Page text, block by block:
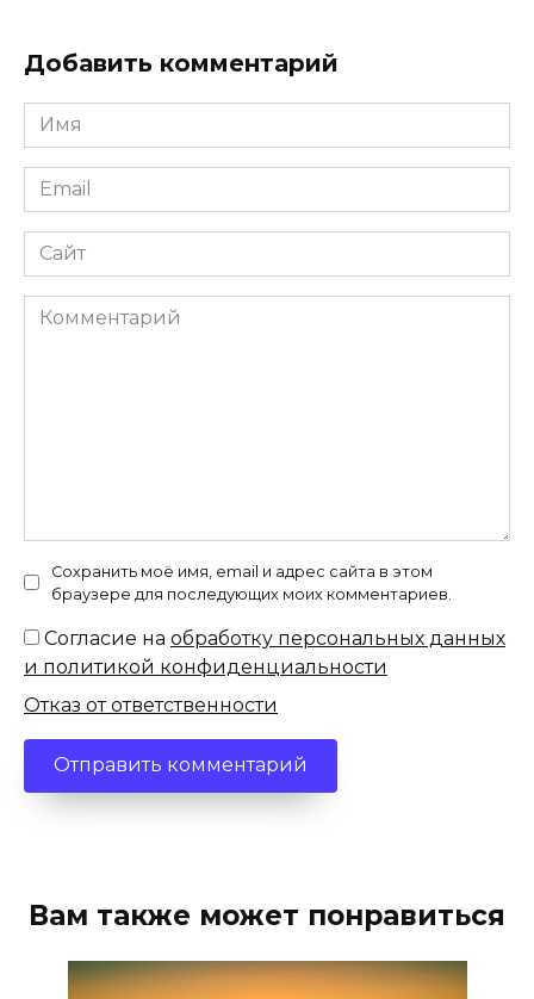
Добавить комментарий
Имя
*
Email
*
Сайт
Комментарий
Сохранить моё имя, email и адрес сайта в этом
браузере для последующих моих комментариев.
Согласие на обработку персональных данных
и политикой конфиденциальности
Отказ от ответственности
Вам также может понравиться